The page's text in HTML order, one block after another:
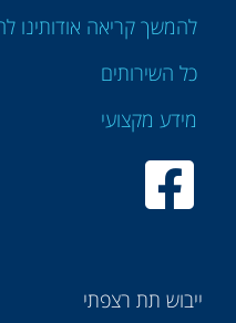
ייבוש תת רצפתי
להמשך קריאה אודותינו
כל השירותים
מידע מקצועי